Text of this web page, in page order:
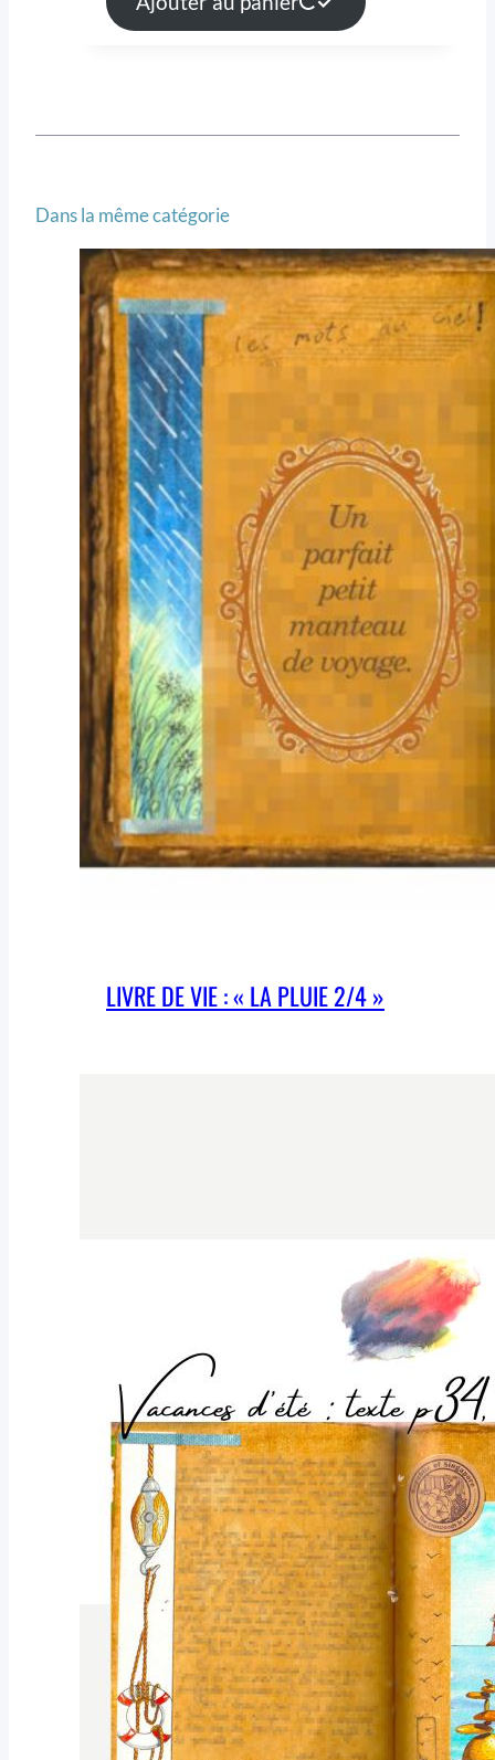
Dans la même catégorie
LIVRE DE VIE : « LA PLUIE 2/4 »